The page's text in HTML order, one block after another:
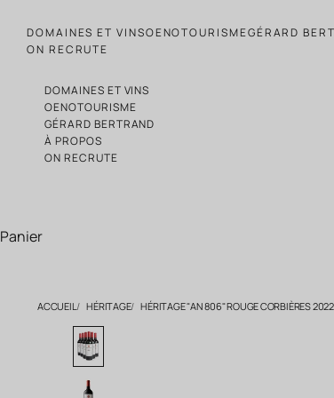
DOMAINES ET VINSOENOTOURISMEGÉRARD
ON RECRUTE
DOMAINES ET VINS
OENOTOURISME
GÉRARD BERTRAND
À PROPOS
ON RECRUTE
Panier
ACCUEIL HÉRITAGE HÉRITAGE "AN 806" ROUGE CORBIÈRES